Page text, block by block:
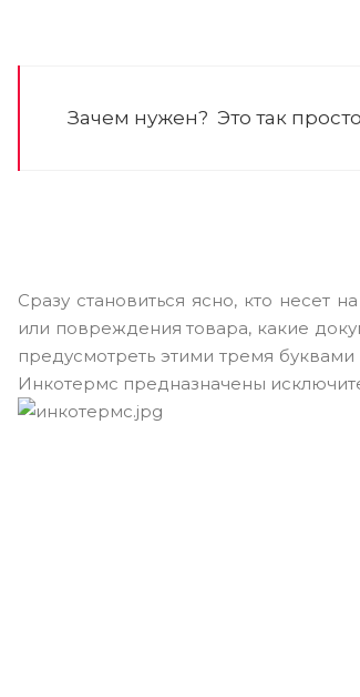
Зачем нужен? Это так
Сразу становиться ясно, кто несет
или повреждения товара, какие
предусмотреть этими тремя
Инкотермс предназначены